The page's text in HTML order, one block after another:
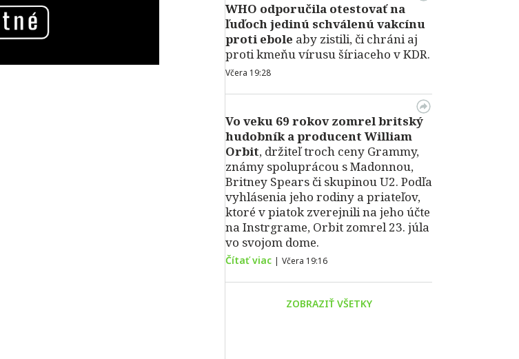
WHO odporučila otestovať na
ľuďoch jedinú schválenú vakcínu
proti ebole aby zistili, či chráni aj
proti kmeňu vírusu šíriaceho v KDR.
Včera 19:28
Vo veku 69 rokov zomrel britský
hudobník a producent William
Orbit, držiteľ troch ceny Grammy,
známy spoluprácou s Madonnou,
Britney Spears či skupinou U2. Podľa
vyhlásenia jeho rodiny a priateľov,
ktoré v piatok zverejnili na jeho účte
na Instrgrame, Orbit zomrel 23. júla
vo svojom dome.
Čítať viac | Včera 19:16
ZOBRAZIŤ VŠETKY